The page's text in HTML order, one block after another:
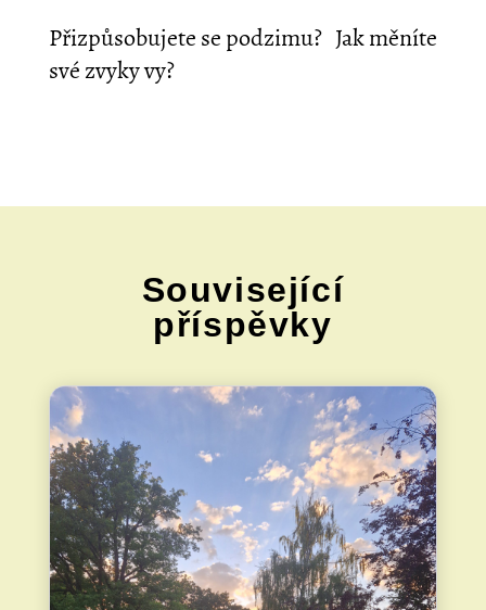
Přizpůsobujete se podzimu? Jak měníte
své zvyky vy?
Související
příspěvky